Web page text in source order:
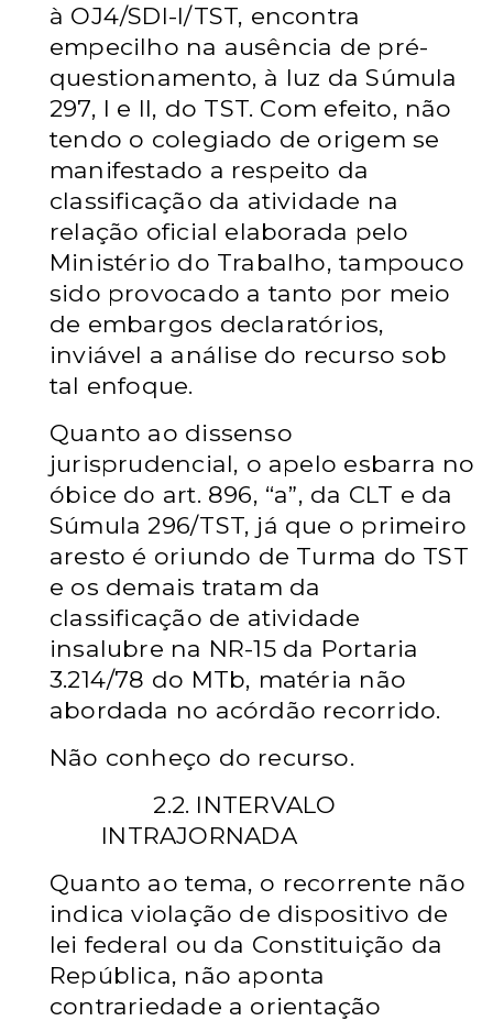
à OJ4/SDI-I/TST, encontra
empecilho na ausência de pré-
questionamento, à luz da Súmula
297, I e II, do TST. Com efeito, não
tendo o colegiado de origem se
manifestado a respeito da
classificação da atividade na
relação oficial elaborada pelo
Ministério do Trabalho, tampouco
sido provocado a tanto por meio
de embargos declaratórios,
inviável a análise do recurso sob
tal enfoque.
Quanto ao dissenso
jurisprudencial, o apelo esbarra no
óbice do art. 896, “a”, da CLT e da
Súmula 296/TST, já que o primeiro
aresto é oriundo de Turma do TST
e os demais tratam da
classificação de atividade
insalubre na NR-15 da Portaria
3.214/78 do MTb, matéria não
abordada no acórdão recorrido.
Não conheço do recurso.
2.2. INTERVALO
INTRAJORNADA
Quanto ao tema, o recorrente não
indica violação de dispositivo de
lei federal ou da Constituição da
República, não aponta
contrariedade a orientação